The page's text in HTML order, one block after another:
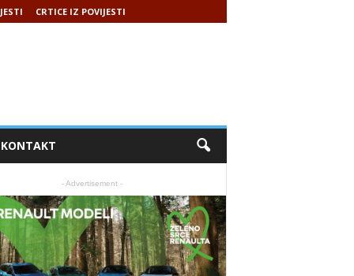
CRTICE IZ POVIJESTI
KONTAKT
- Advertisement -